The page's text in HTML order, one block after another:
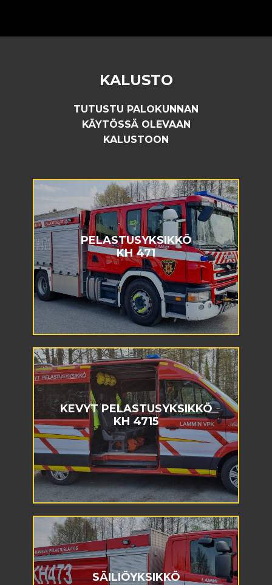
KALUSTO
TUTUSTU PALOKUNNAN
KÄYTÖSSÄ OLEVAAN
KALUSTOON
PELASTUSYKSIKKÖ
KH 471
KEVYT PELASTUSYKSIKKÖ
KH 4715
SÄILIÖYKSIKKÖ